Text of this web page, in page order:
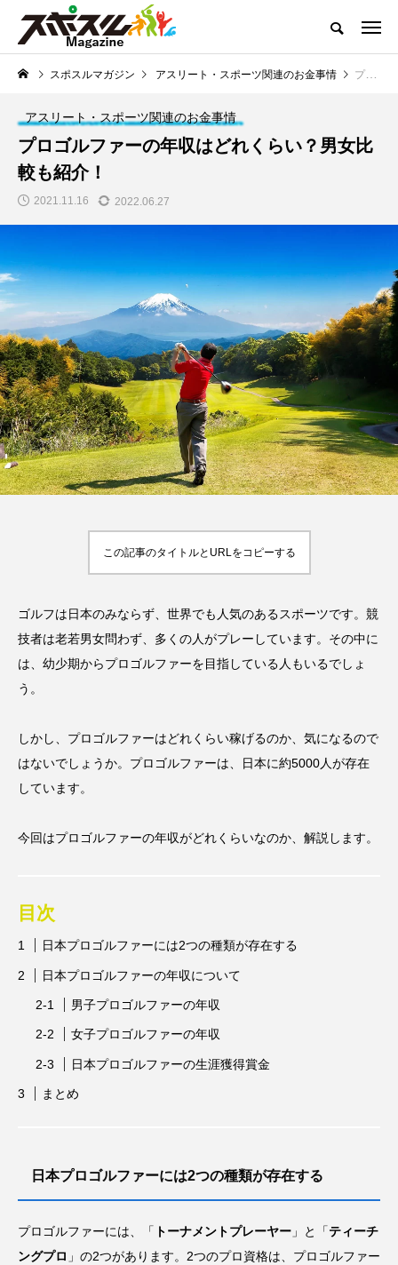
どこよりも熱くお届けするスポーツコンテンツ
スポスルマガジンTOP 全ての記事一覧 ライター一覧 クチ
NEW POST スポスルマガジンの最新記事
トップ選手への道のり
【ボウリング】プロテ
ストの実施内容と合格
率や年齢制限などをご
紹介！
HIT
2023.10.13
【サッカー】小学生向
けルール一覧｜初心者
でもすぐにわかる解
説！2023.08.23
SUP お尻 お腹
アスリート・スポーツ関連のお金事情
アスリート飯 インタビュー ゴルフ
スポスルインタビュー
スポスルカップ
スポーツ辞典
チケット チーム・スクール紹介
トップ選手への道のり バスケットボール
パリオリンピック パリパラリンピック
ブンデスリーガ
人気上昇スポーツを知る 会場 体重
夏の甲子園・インタビュー特集
スポスルマガジン アスリート・スポーツ関連のお金事情 プロゴルファーの年収はどれくらい？男女比較も紹介！
アスリート・スポーツ関連のお金事情
プロゴルファーの年収はどれくらい？男女比
較も紹介！
2021.11.16 2022.06.27
この記事のタイトルとURLをコピーする
ゴルフは日本のみならず、世界でも人気のあるスポーツです。競
技者は老若男女問わず、多くの人がプレーしています。その中に
は、幼少期からプロゴルファーを目指している人もいるでしょ
う。
しかし、プロゴルファーはどれくらい稼げるのか、気になるので
はないでしょうか。プロゴルファーは、日本に約5000人が存在
しています。
今回はプロゴルファーの年収がどれくらいなのか、解説します。
目次
日本プロゴルファーには2つの種類が存在する
日本プロゴルファーの年収について
男子プロゴルファーの年収
女子プロゴルファーの年収
日本プロゴルファーの生涯獲得賞金
まとめ
日本プロゴルファーには2つの種類が存在する
プロゴルファーには、「 トーナメントプレーヤー 」と「ティーチ
ングプロ 」の2つがあります。2つのプロ資格は、プロゴルファー